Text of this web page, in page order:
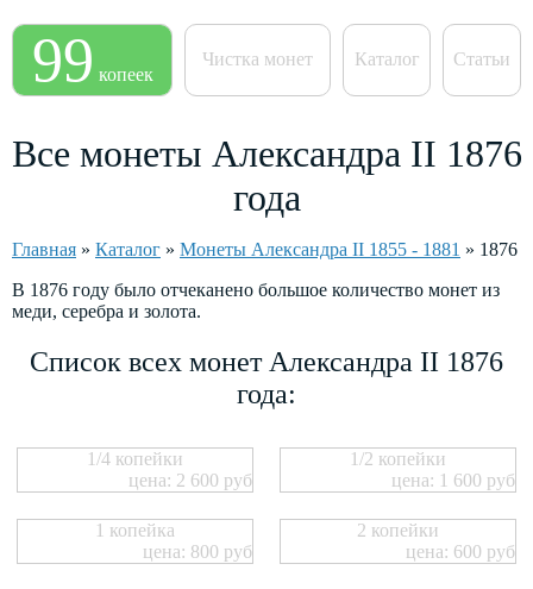
99 копеек
Чистка монет Каталог Статьи
Все монеты Александра II 1876
года
Главная » Каталог » Монеты Александра II 1855 - 1881 » 1876
В 1876 году было отчеканено большое количество монет из
меди, серебра и золота.
Список всех монет Александра II 1876
года:
1/4 копейки
цена: 2 600 руб
1/2 копейки
цена: 1 600 руб
1 копейка
цена: 800 руб
2 копейки
цена: 600 руб